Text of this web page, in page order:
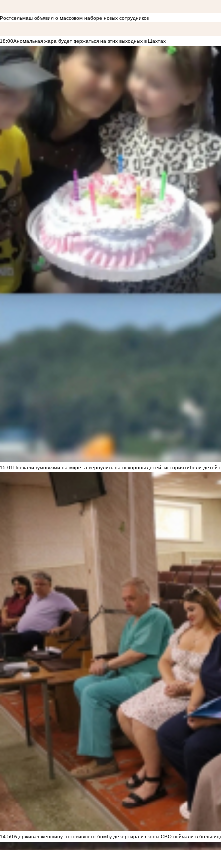
Ростсельмаш объявил о массовом наборе новых сотрудников
18:00Аномальная жара будет держаться на этих выходных в Шахтах
15:01Поехали кумовьями на море, а вернулись на похороны детей: история гибели детей
14:50Удерживал женщину: готовившего бомбу дезертира из зоны СВО поймали в